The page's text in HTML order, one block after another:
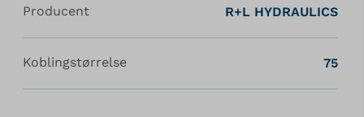
Producent R+L HYDRAULICS
Koblingstørrelse 75